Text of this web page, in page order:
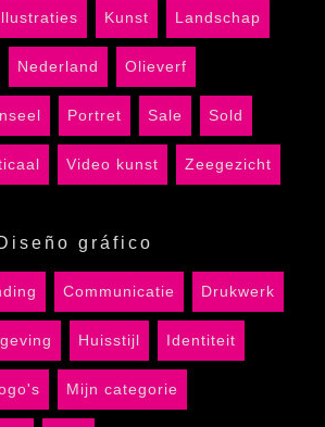
Kunst Landschap
Nederland Olieverf
Portret Sale Sold
Video kunst Zeegezicht
gráfico
Communicatie Drukwerk
Huisstijl Identiteit
Mijn categorie